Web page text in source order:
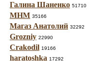
Галина Шаненко 51710
МНМ 35166
Магаз Анатолий 32292
Grozniy 22990
Crakodil 19166
haratoshka 17292